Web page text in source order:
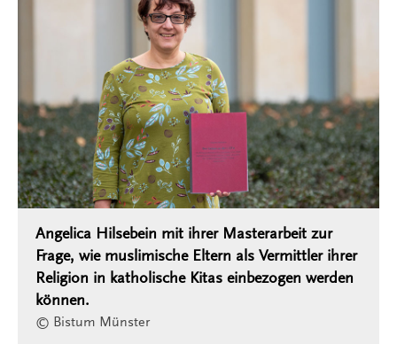
Angelica Hilsebein mit ihrer Masterarbeit zur
Frage, wie muslimische Eltern als Vermittler ihrer
Religion in katholische Kitas einbezogen werden
können.
© Bistum Münster